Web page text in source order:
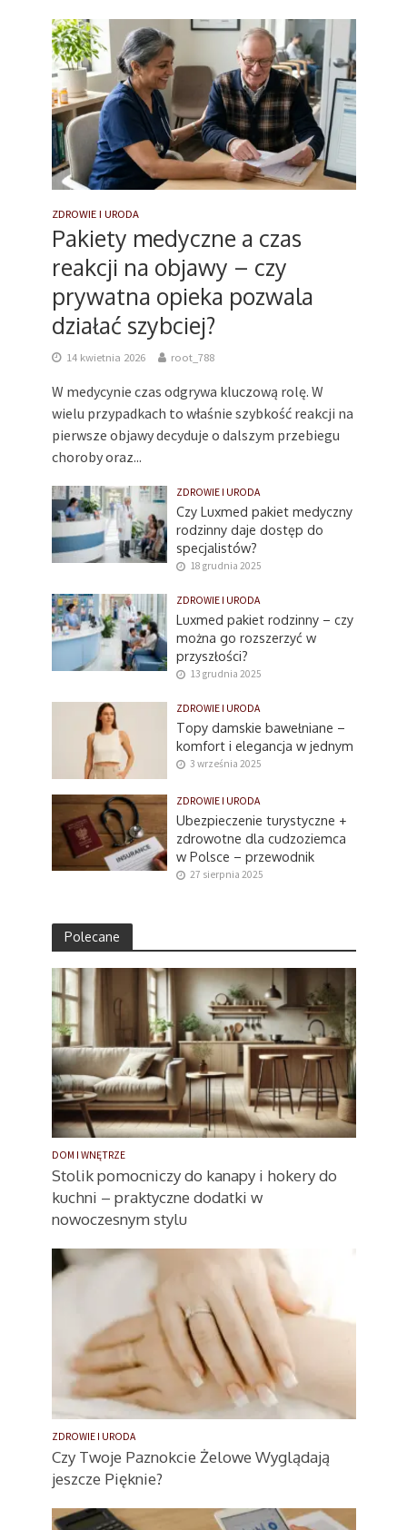
ZDROWIE I URODA
Pakiety medyczne a czas
reakcji na objawy – czy
prywatna opieka pozwala
działać szybciej?
14 kwietnia 2026 root_788
W medycynie czas odgrywa kluczową rolę. W
wielu przypadkach to właśnie szybkość reakcji na
pierwsze objawy decyduje o dalszym przebiegu
choroby oraz...
ZDROWIE I URODA
Czy Luxmed pakiet medyczny
rodzinny daje dostęp do
specjalistów?
18 grudnia 2025
ZDROWIE I URODA
Luxmed pakiet rodzinny – czy
można go rozszerzyć w
przyszłości?
13 grudnia 2025
ZDROWIE I URODA
Topy damskie bawełniane –
komfort i elegancja w jednym
3 września 2025
ZDROWIE I URODA
Ubezpieczenie turystyczne +
zdrowotne dla cudzoziemca
w Polsce – przewodnik
27 sierpnia 2025
Polecane
DOM I WNĘTRZE
Stolik pomocniczy do kanapy i hokery do
kuchni – praktyczne dodatki w
nowoczesnym stylu
ZDROWIE I URODA
Czy Twoje Paznokcie Żelowe Wyglądają
jeszcze Pięknie?